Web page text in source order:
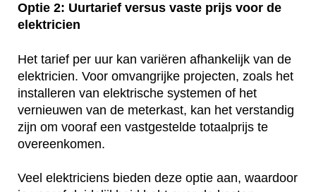
Optie 2: Uurtarief versus vaste prijs voor de
elektricien
Het tarief per uur kan variëren afhankelijk van de
elektricien. Voor omvangrijke projecten, zoals het
installeren van elektrische systemen of het
vernieuwen van de meterkast, kan het verstandig
zijn om vooraf een vastgestelde totaalprijs te
overeenkomen.
Veel elektriciens bieden deze optie aan, waardoor